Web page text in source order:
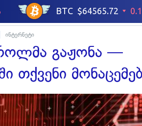
ინტერნეტი
გაჟონა —
თქვენი